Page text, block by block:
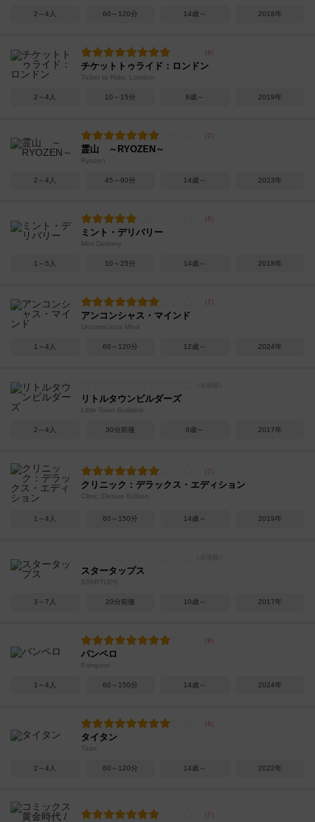
2～4人 60～120分 14歳～ 2018年
チケットトゥライド：ロンドン
Ticket to Ride: London
2～4人 10～15分 8歳～ 2019年
霊山 ～RYOZEN～
Ryozen
2～4人 45～90分 14歳～ 2023年
ミント・デリバリー
Mint Delivery
1～5人 10～25分 14歳～ 2018年
アンコンシャス・マインド
Unconscious Mind
1～4人 60～120分 12歳～ 2024年
リトルタウンビルダーズ
Little Town Builders
2～4人 30分前後 8歳～ 2017年
クリニック：デラックス・エディション
Clinic: Deluxe Edition
1～4人 60～150分 14歳～ 2019年
スタータップス
STARTUPS
3～7人 20分前後 10歳～ 2017年
パンペロ
Pampero
1～4人 60～150分 14歳～ 2024年
タイタン
Titan
2～4人 60～120分 14歳～ 2022年